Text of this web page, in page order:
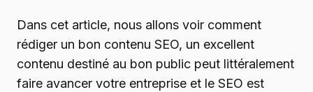
Dans cet article, nous allons voir comment
rédiger un bon contenu SEO, un excellent
contenu destiné au bon public peut littéralement
faire avancer votre entreprise et le SEO est